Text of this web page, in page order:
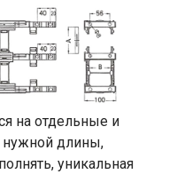
на отдельные и
нужной длины,
уникальная